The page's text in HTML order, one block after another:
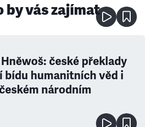
by vás zajímat
české překlady
bídu humanitních věd i
národním